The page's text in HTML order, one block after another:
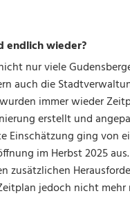
endlich wieder?
nur viele
auch die
immer wieder
erstellt und
Einschätzung ging von
im Herbst 2025
zusätzlichen
jedoch nicht mehr